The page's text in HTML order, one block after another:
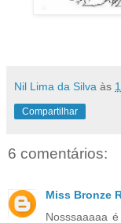
Nil Lima da Silva às
Compartilhar
6 comentários:
Miss Bronze
Nosssaaaaa